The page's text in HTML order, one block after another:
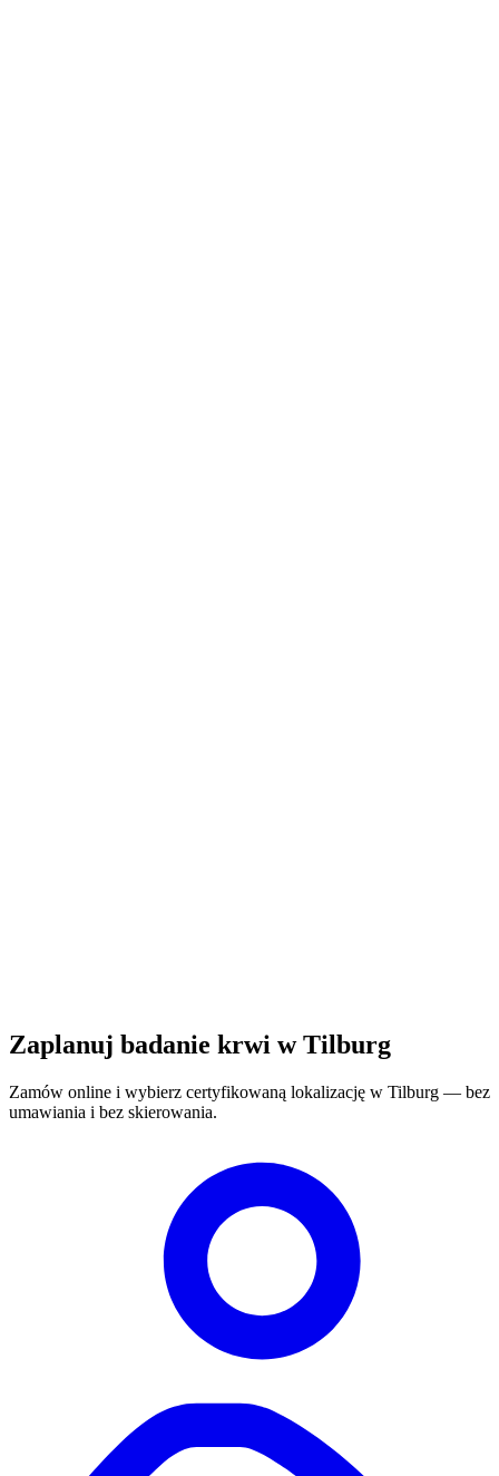
Zaplanuj badanie krwi w Tilburg
Zamów online i wybierz certyfikowaną lokalizację w Tilburg — bez
umawiania i bez skierowania.